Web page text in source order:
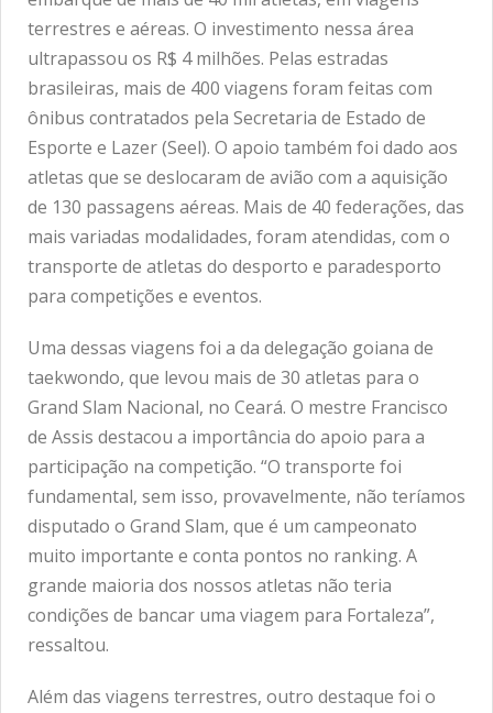
terrestres e aéreas. O investimento nessa área
ultrapassou os R$ 4 milhões. Pelas estradas
brasileiras, mais de 400 viagens foram feitas com
ônibus contratados pela Secretaria de Estado de
Esporte e Lazer (Seel). O apoio também foi dado aos
atletas que se deslocaram de avião com a aquisição
de 130 passagens aéreas. Mais de 40 federações, das
mais variadas modalidades, foram atendidas, com o
transporte de atletas do desporto e paradesporto
para competições e eventos.
Uma dessas viagens foi a da delegação goiana de
taekwondo, que levou mais de 30 atletas para o
Grand Slam Nacional, no Ceará. O mestre Francisco
de Assis destacou a importância do apoio para a
participação na competição. “O transporte foi
fundamental, sem isso, provavelmente, não teríamos
disputado o Grand Slam, que é um campeonato
muito importante e conta pontos no ranking. A
grande maioria dos nossos atletas não teria
condições de bancar uma viagem para Fortaleza”,
ressaltou.
Além das viagens terrestres, outro destaque foi o